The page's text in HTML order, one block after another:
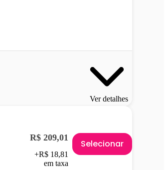
Ver detalhes
R$ 209,01
+R$ 18,81
em taxa
Selecionar